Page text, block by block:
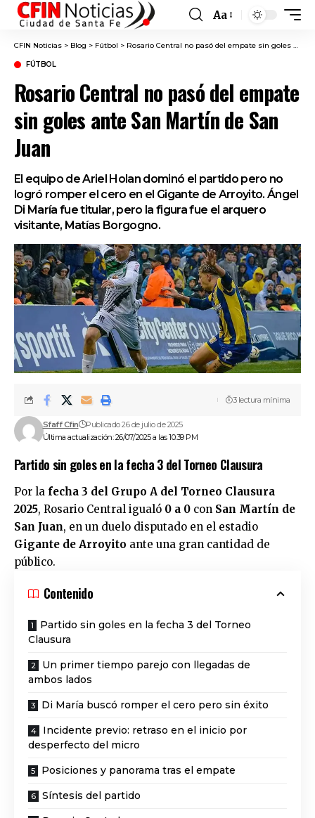
Font
Resizer
Aa
CFIN Noticias > Blog > Fútbol > Rosario Central no pasó del empate sin goles ante San Martín de San Juan
FÚTBOL
Rosario Central no pasó del empate
sin goles ante San Martín de San
Juan
El equipo de Ariel Holan dominó el partido pero no
logró romper el cero en el Gigante de Arroyito. Ángel
Di María fue titular, pero la figura fue el arquero
visitante, Matías Borgogno.
Última actualización: 26/07/2025 a las 10:39 PM
Sfaff Cfin Publicado 26 de julio de 2025
3 lectura mínima
Partido sin goles en la fecha 3 del Torneo Clausura
Por la fecha 3 del Grupo A del Torneo Clausura
2025, Rosario Central igualó 0 a 0 con San Martín de
San Juan, en un duelo disputado en el estadio
Gigante de Arroyito ante una gran cantidad de
público.
Contenido
Partido sin goles en la fecha 3 del Torneo
Clausura
Un primer tiempo parejo con llegadas de
ambos lados
Di María buscó romper el cero pero sin éxito
Incidente previo: retraso en el inicio por
desperfecto del micro
Posiciones y panorama tras el empate
Síntesis del partido